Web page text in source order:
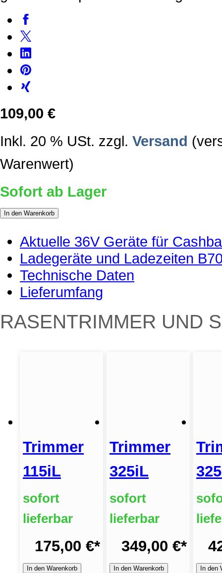
109,00 €
Inkl. 20 % USt. zzgl. Versand
Warenwert)
Sofort ab Lager
In den Warenkorb
Aktuelle 36V Geräte für
Ladegeräte und Ladezeiten
Technische Daten
Lieferumfang
RASENTRIMMER UND
Trimmer
115iL
sofort
lieferbar
175,00 €*
In den Warenkorb
Trimmer
325iL
sofort
lieferbar
349,00 €*
In den Warenkorb In den